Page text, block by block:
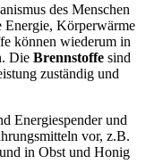
des Menschen
Energie, Körperwärme
können wiederum in
Die Brennstoffe sind
zuständig und
Energiespender und
vor, z.B.
in Obst und Honig